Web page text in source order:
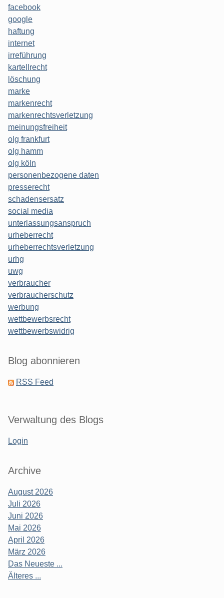
facebook
google
haftung
internet
irreführung
kartellrecht
löschung
marke
markenrecht
markenrechtsverletzung
meinungsfreiheit
olg frankfurt
olg hamm
olg köln
personenbezogene daten
presserecht
schadensersatz
social media
unterlassungsanspruch
urheberrecht
urheberrechtsverletzung
urhg
uwg
verbraucher
verbraucherschutz
werbung
wettbewerbsrecht
wettbewerbswidrig
Blog abonnieren
RSS Feed
Verwaltung des Blogs
Login
Archive
August 2026
Juli 2026
Juni 2026
Mai 2026
April 2026
März 2026
Das Neueste ...
Älteres ...